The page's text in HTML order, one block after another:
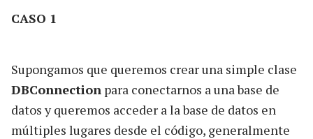
CASO 1
Supongamos que queremos crear una simple clase
DBConnection para conectarnos a una base de
datos y queremos acceder a la base de datos en
múltiples lugares desde el código, generalmente